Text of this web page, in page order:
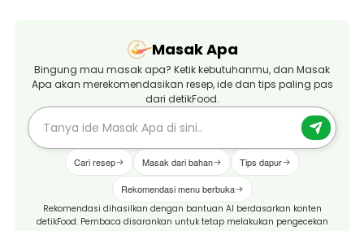
Masak Apa
Bingung mau masak apa? Ketik kebutuhanmu, dan Masak
Apa akan merekomendasikan resep, ide dan tips paling pas
dari detikFood.
Cari resep Masak dari bahan Tips dapur
Rekomendasi menu berbuka
Rekomendasi dihasilkan dengan bantuan AI berdasarkan konten
detikFood. Pembaca disarankan untuk tetap melakukan pengecekan